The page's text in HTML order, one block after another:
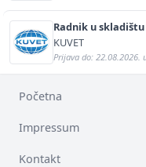
Radnik u
KUVET
Prijava do: 22.08.2026.
Početna
Impressum
Kontakt